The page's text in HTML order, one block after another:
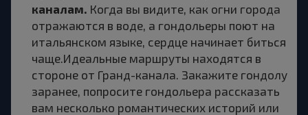
каналам. Когда вы видите, как огни города
отражаются в воде, а гондольеры поют на
итальянском языке, сердце начинает биться
чаще.Идеальные маршруты находятся в
стороне от Гранд-канала. Закажите гондолу
заранее, попросите гондольера рассказать
вам несколько романтических историй или